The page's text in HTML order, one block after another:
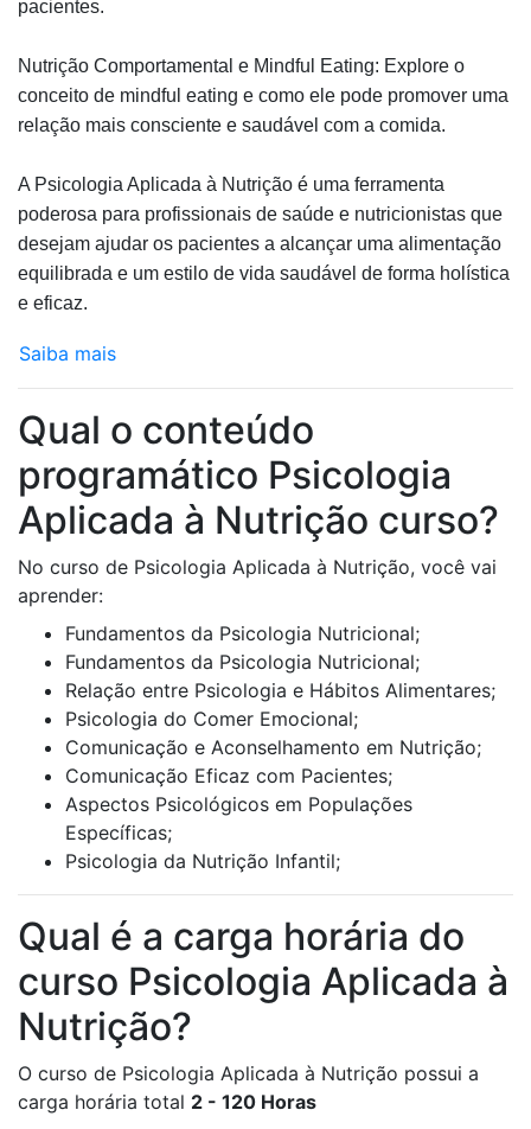
pacientes.
Nutrição Comportamental e Mindful Eating: Explore o
conceito de mindful eating e como ele pode promover uma
relação mais consciente e saudável com a comida.
A Psicologia Aplicada à Nutrição é uma ferramenta
poderosa para profissionais de saúde e nutricionistas que
desejam ajudar os pacientes a alcançar uma alimentação
equilibrada e um estilo de vida saudável de forma holística
e eficaz.
Saiba mais
Qual o conteúdo
programático Psicologia
Aplicada à Nutrição curso?
No curso de Psicologia Aplicada à Nutrição, você vai
aprender:
Fundamentos da Psicologia Nutricional;
Fundamentos da Psicologia Nutricional;
Relação entre Psicologia e Hábitos Alimentares;
Psicologia do Comer Emocional;
Comunicação e Aconselhamento em Nutrição;
Comunicação Eficaz com Pacientes;
Aspectos Psicológicos em Populações
Específicas;
Psicologia da Nutrição Infantil;
Qual é a carga horária do
curso Psicologia Aplicada à
Nutrição?
O curso de Psicologia Aplicada à Nutrição possui a
carga horária total 2 - 120 Horas